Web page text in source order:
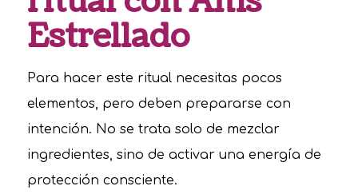
Estrellado
Para hacer este ritual necesitas pocos
elementos, pero deben prepararse con
intención. No se trata solo de mezclar
ingredientes, sino de activar una energía de
protección consciente.